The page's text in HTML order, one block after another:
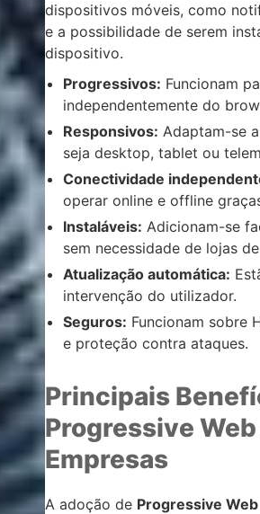
dispositivos móveis, como
e a possibilidade de serem
dispositivo.
Progressivos: Funcionam
independentemente do
Responsivos: Adaptam-se
seja desktop, tablet ou
Conectividade
operar online e offline
Instaláveis: Adicionam-se
sem necessidade de lojas
Atualização automática:
intervenção do utilizador.
Seguros: Funcionam sobre
e proteção contra ataques.
Principais
Progressive
Empresas
A adoção de Progressive